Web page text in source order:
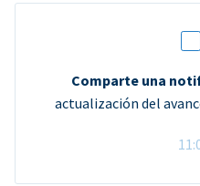
Comparte una
actualización del